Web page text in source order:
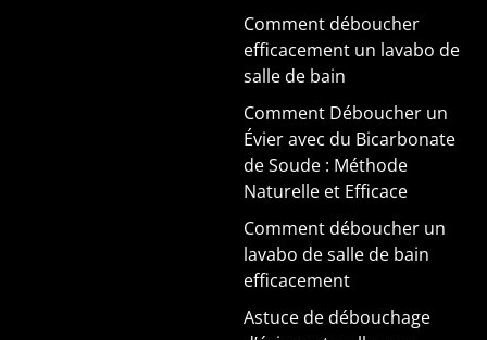
Comment déboucher
efficacement un lavabo de
salle de bain
Comment Déboucher un
Évier avec du Bicarbonate
de Soude : Méthode
Naturelle et Efficace
Comment déboucher un
lavabo de salle de bain
efficacement
Astuce de débouchage